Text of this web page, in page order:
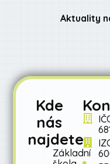
Aktuality
Kde
nás
najdete
Základní